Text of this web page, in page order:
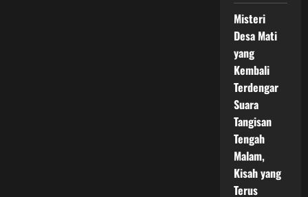
Misteri
Desa Mati
yang
Kembali
Terdengar
Suara
Tangisan
Tengah
Malam,
Kisah yang
Terus